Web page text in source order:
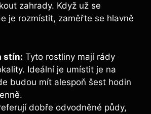
zahrady. Když už se
je rozmístit, zaměřte se hlavně
stín: Tyto rostliny mají rády
Ideální je umístit je na
budou mít alespoň šest hodin
dobře odvodněné půdy,